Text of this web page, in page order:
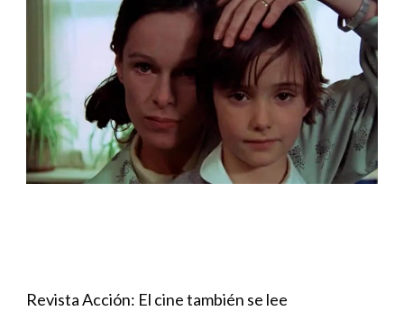
Revista Acción: El cine también se lee